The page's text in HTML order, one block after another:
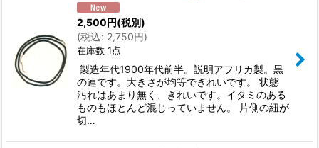
2,500円(税別)
(税込: 2,750円)
在庫数 1点
製造年代1900年代前半。説明アフリカ製。黒
の連です。大きさが均等できれいです。 状態
汚れはあまり無く、きれいです。イタミのある
ものもほとんど混じっていません。 片側の紐が
切…